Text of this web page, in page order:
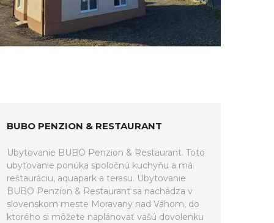
BUBO PENZION & RESTAURANT
Ubytovanie BUBO Penzion & Restaurant. Toto
ubytovanie ponúka spoločnú kuchyňu a má
reštauráciu, aquapark a terasu. Ubytovanie
BUBO Penzion & Restaurant sa nachádza v
slovenskom meste Moravany nad Váhom, do
ktorého si môžete naplánovať vašú dovolenku